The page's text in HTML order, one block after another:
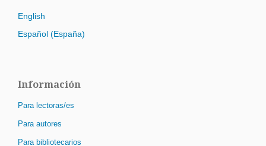
English
Español (España)
Información
Para lectoras/es
Para autores
Para bibliotecarios